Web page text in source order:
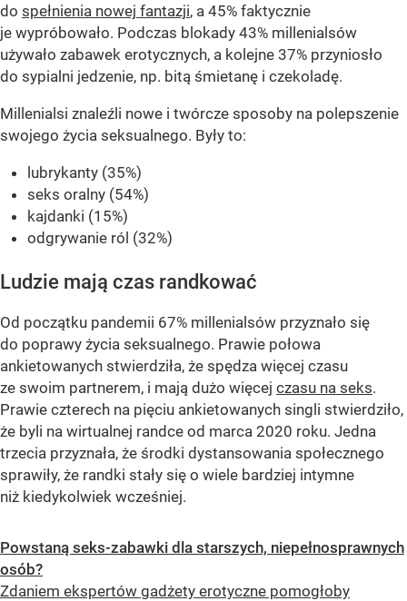
do spełnienia nowej fantazji, a 45% faktycznie
je wypróbowało. Podczas blokady 43% millenialsów
używało zabawek erotycznych, a kolejne 37% przyniosło
do sypialni jedzenie, np. bitą śmietanę i czekoladę.
Millenialsi znaleźli nowe i twórcze sposoby na polepszenie
swojego życia seksualnego. Były to:
lubrykanty (35%)
seks oralny (54%)
kajdanki (15%)
odgrywanie ról (32%)
Ludzie mają czas randkować
Od początku pandemii 67% millenialsów przyznało się
do poprawy życia seksualnego. Prawie połowa
ankietowanych stwierdziła, że spędza więcej czasu
ze swoim partnerem, i mają dużo więcej czasu na seks.
Prawie czterech na pięciu ankietowanych singli stwierdziło,
że byli na wirtualnej randce od marca 2020 roku. Jedna
trzecia przyznała, że środki dystansowania społecznego
sprawiły, że randki stały się o wiele bardziej intymne
niż kiedykolwiek wcześniej.
Powstaną seks-zabawki dla starszych, niepełnosprawnych
osób?
Zdaniem ekspertów gadżety erotyczne pomogłoby